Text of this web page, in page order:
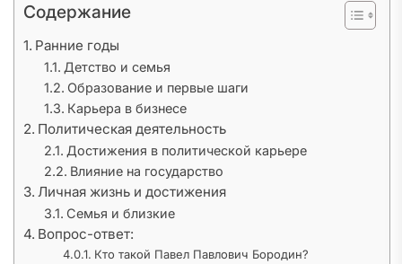
Содержание
Ранние годы
Детство и семья
Образование и первые шаги
Карьера в бизнесе
Политическая деятельность
Достижения в политической карьере
Влияние на государство
Личная жизнь и достижения
Семья и близкие
Вопрос-ответ:
Кто такой Павел Павлович Бородин?